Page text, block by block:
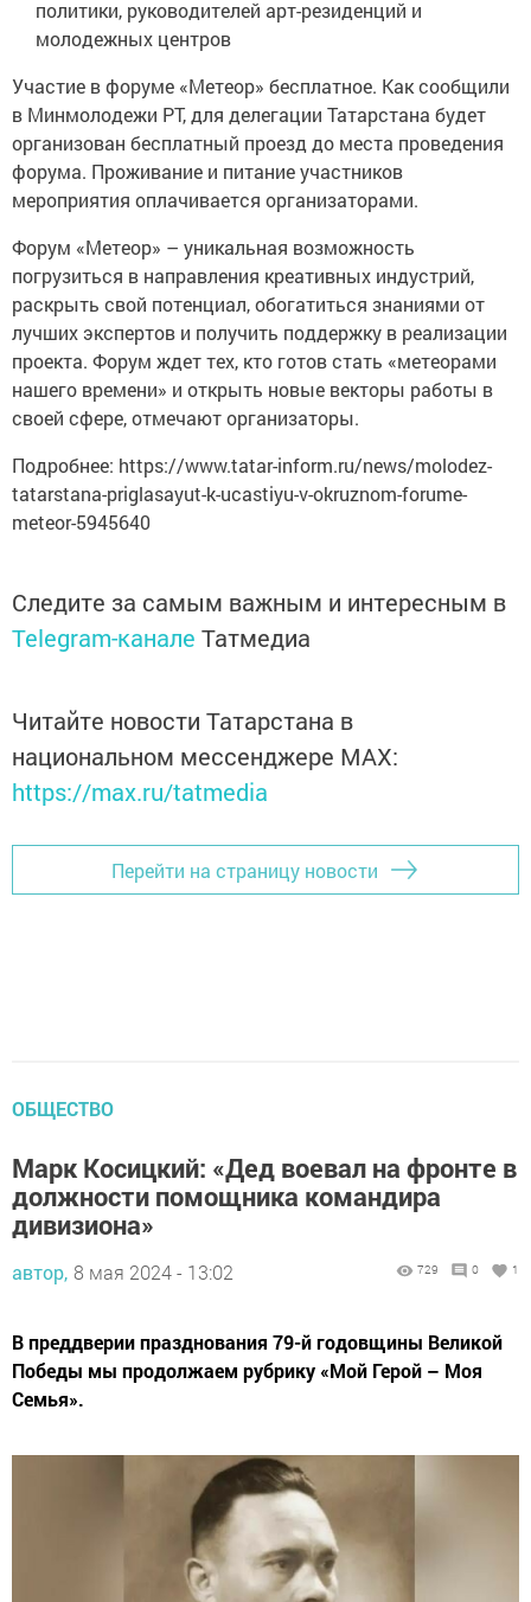
политики, руководителей арт-резиденций и
молодежных центров
Участие в форуме «Метеор» бесплатное. Как сообщили
в Минмолодежи РТ, для делегации Татарстана будет
организован бесплатный проезд до места проведения
форума. Проживание и питание участников
мероприятия оплачивается организаторами.
Форум «Метеор» – уникальная возможность
погрузиться в направления креативных индустрий,
раскрыть свой потенциал, обогатиться знаниями от
лучших экспертов и получить поддержку в реализации
проекта. Форум ждет тех, кто готов стать «метеорами
нашего времени» и открыть новые векторы работы в
своей сфере, отмечают организаторы.
Подробнее: https://www.tatar-inform.ru/news/molodez-
tatarstana-priglasayut-k-ucastiyu-v-okruznom-forume-
meteor-5945640
Следите за самым важным и интересным в
Telegram-канале Татмедиа
Читайте новости Татарстана в
национальном мессенджере MАХ:
https://max.ru/tatmedia
Перейти на страницу новости
ОБЩЕСТВО
Марк Косицкий: «Дед воевал на фронте в
должности помощника командира
дивизиона»
автор, 8 мая 2024 - 13:02 729 0 1
В преддверии празднования 79-й годовщины Великой
Победы мы продолжаем рубрику «Мой Герой – Моя
Семья».